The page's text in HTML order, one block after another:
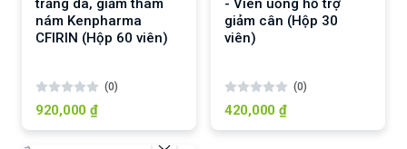
trắng da, giảm thâm
nám Kenpharma
CFIRIN (Hộp 60 viên)
(0)
920,000 ₫
- Viên uống hỗ trợ
giảm cân (Hộp 30
viên)
(0)
420,000 ₫